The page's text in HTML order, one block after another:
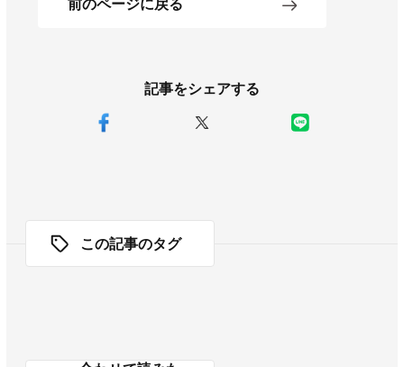
協力会社募集
記事をシェアする
前のページに戻る
この記事のタグ